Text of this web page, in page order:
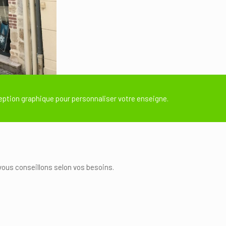
graphique pour personnaliser votre enseigne.
conseillons selon vos besoins.